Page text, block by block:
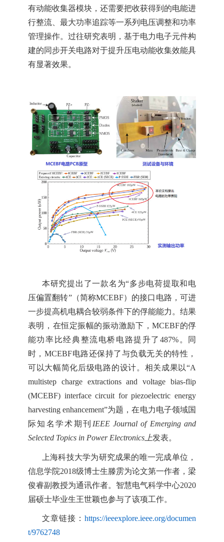
有动能收集器模块，还需要把收获得到的电能进
行整流、最大功率追踪等一系列电压调整和功率
管理操作。过往研究表明，基于电力电子元件构
建的同步开关电路对于提升压电动能收集效能具
有显著效果。
本研究提出了一款名为“多步电荷提取和电
压偏置翻转”（简称MCEBF）的接口电路， 可进
一步提高机电耦合较弱条件下的俘能能力。结果
表明 ，在恒定振幅的振动激励下，MCEBF的俘
能功率比经典整流电桥电路提升了 487%。
同
时 ， MCEBF电路还保持了与负载无关的特性，
可以大幅简化后级电路的设计。 相关成果以“A
multistep charge extractions and voltage bias-flip
(MCEBF) interface circuit for piezoelectric energy
harvesting enhancement”为题，在电力电子领域国
际知名学术期刊 IEEE Journal of Emerging and
Selected Topics in Power Electronics上发表。
上海科技大学为研究成果的唯一完成单位，
信息学院2018级博士生滕雳为论文第一作者，梁
俊睿副 教授为通讯作者。 智慧电气科学中心2020
届硕士毕业生王世颖也参与了该项工作。
文章链接：https://ieeexplore.ieee.org/documen
t/9762748